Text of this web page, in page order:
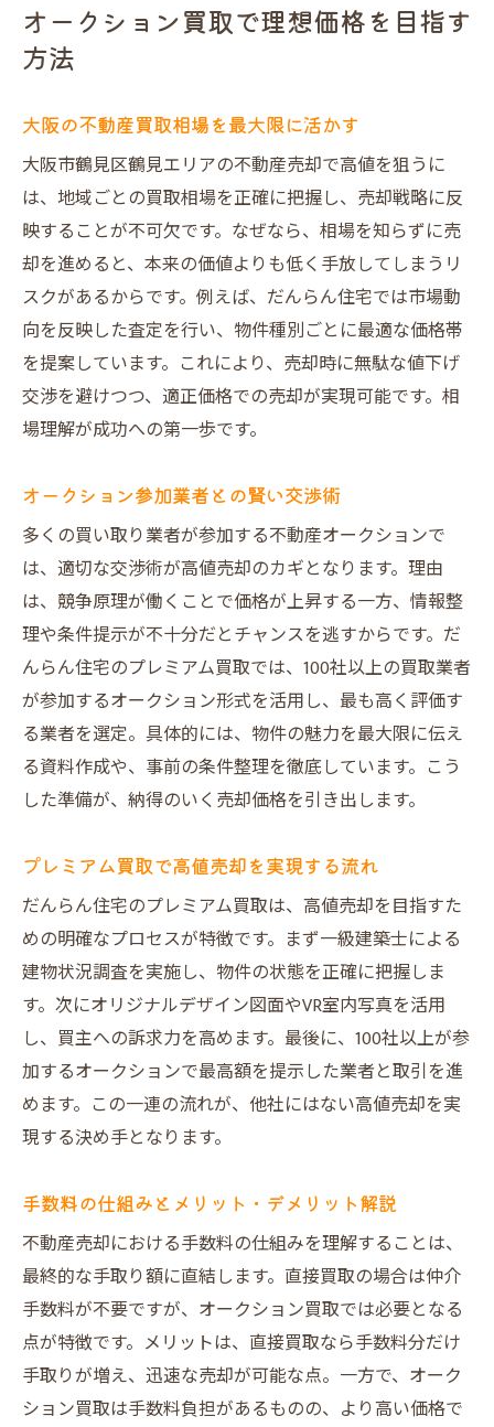
オークション買取で理想価格を目指す
方法
大阪の不動産買取相場を最大限に活かす
大阪市鶴見区鶴見エリアの不動産売却で高値を狙うに
は、地域ごとの買取相場を正確に把握し、売却戦略に反
映することが不可欠です。なぜなら、相場を知らずに売
却を進めると、本来の価値よりも低く手放してしまうリ
スクがあるからです。例えば、だんらん住宅では市場動
向を反映した査定を行い、物件種別ごとに最適な価格帯
を提案しています。これにより、売却時に無駄な値下げ
交渉を避けつつ、適正価格での売却が実現可能です。相
場理解が成功への第一歩です。
オークション参加業者との賢い交渉術
多くの買い取り業者が参加する不動産オークションで
は、適切な交渉術が高値売却のカギとなります。理由
は、競争原理が働くことで価格が上昇する一方、情報整
理や条件提示が不十分だとチャンスを逃すからです。だ
んらん住宅のプレミアム買取では、100社以上の買取業者
が参加するオークション形式を活用し、最も高く評価す
る業者を選定。具体的には、物件の魅力を最大限に伝え
る資料作成や、事前の条件整理を徹底しています。こう
した準備が、納得のいく売却価格を引き出します。
プレミアム買取で高値売却を実現する流れ
だんらん住宅のプレミアム買取は、高値売却を目指すた
めの明確なプロセスが特徴です。まず一級建築士による
建物状況調査を実施し、物件の状態を正確に把握しま
す。次にオリジナルデザイン図面やVR室内写真を活用
し、買主への訴求力を高めます。最後に、100社以上が参
加するオークションで最高額を提示した業者と取引を進
めます。この一連の流れが、他社にはない高値売却を実
現する決め手となります。
手数料の仕組みとメリット・デメリット解説
不動産売却における手数料の仕組みを理解することは、
最終的な手取り額に直結します。直接買取の場合は仲介
手数料が不要ですが、オークション買取では必要となる
点が特徴です。メリットは、直接買取なら手数料分だけ
手取りが増え、迅速な売却が可能な点。一方で、オーク
ション買取は手数料負担があるものの、より高い価格で